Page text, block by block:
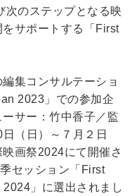
次のステップとなる映
サポートする「First
集コンサルテーショ
2023」での参加企
サー：竹中香子／監
（日）～７月２日
映画祭2024にて開催さ
セッション「First
」に選出されまし